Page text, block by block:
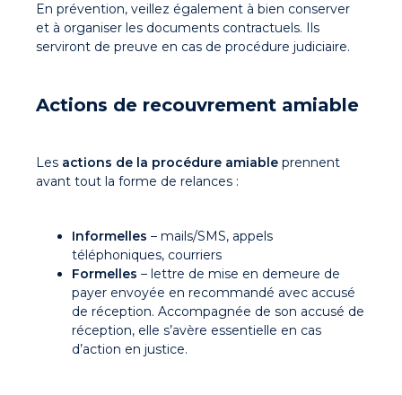
En prévention, veillez également à bien conserver
et à organiser les documents contractuels. Ils
serviront de preuve en cas de procédure judiciaire.
Actions de recouvrement amiable
Les actions de la procédure amiable prennent
avant tout la forme de relances :
Informelles – mails/SMS, appels
téléphoniques, courriers
Formelles – lettre de mise en demeure de
payer envoyée en recommandé avec accusé
de réception. Accompagnée de son accusé de
réception, elle s’avère essentielle en cas
d’action en justice.